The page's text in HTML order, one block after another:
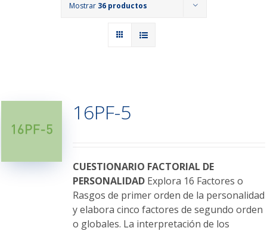
Mostrar 36 productos
16PF-5
CUESTIONARIO FACTORIAL DE
PERSONALIDADExplora 16 Factores o
Rasgos de primer orden de la personalidad
y elabora cinco factores de segundo orden
o globales. La interpretación de los